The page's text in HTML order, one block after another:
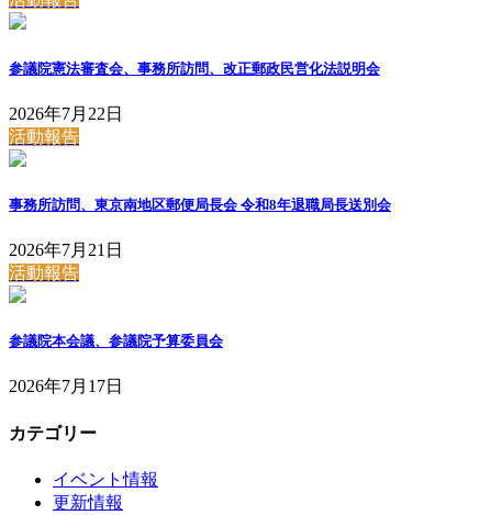
参議院憲法審査会、事務所訪問、改正郵政民営化法説明会
2026年7月22日
活動報告
事務所訪問、東京南地区郵便局長会 令和8年退職局長送別会
2026年7月21日
活動報告
参議院本会議、参議院予算委員会
2026年7月17日
カテゴリー
イベント情報
更新情報